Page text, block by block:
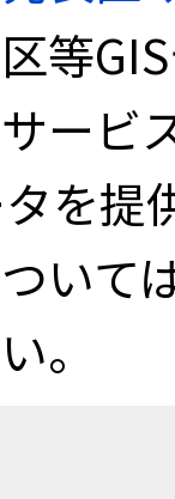
等
ービ
を提
いて
。